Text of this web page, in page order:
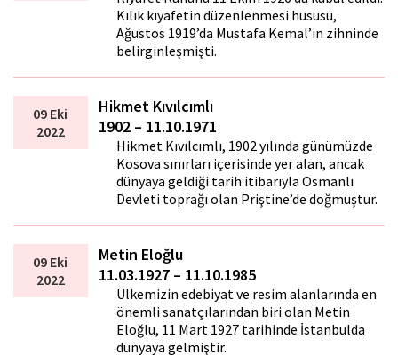
Kılık kıyafetin düzenlenmesi hususu,
Ağustos 1919’da Mustafa Kemal’in zihninde
belirginleşmişti.
09 Eki
2022
Hikmet Kıvılcımlı
1902 – 11.10.1971
Hikmet Kıvılcımlı, 1902 yılında günümüzde
Kosova sınırları içerisinde yer alan, ancak
dünyaya geldiği tarih itibarıyla Osmanlı
Devleti toprağı olan Priştine’de doğmuştur.
09 Eki
2022
Metin Eloğlu
11.03.1927 – 11.10.1985
Ülkemizin edebiyat ve resim alanlarında en
önemli sanatçılarından biri olan Metin
Eloğlu, 11 Mart 1927 tarihinde İstanbulda
dünyaya gelmiştir.